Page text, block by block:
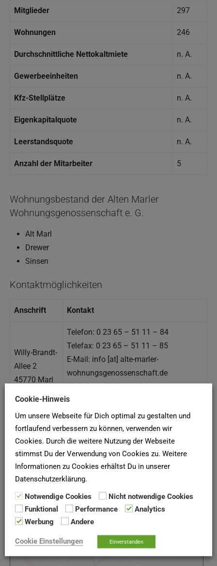
Mitglieder 297
Wohnungen 246
Durchschnittliche Nettokaltmiete n. A.
Gewerbeeinheiten n. A.
Kfz-Stellplätze n. A.
Eigenkapitalquote n. A.
Leerstandsquote n. A.
Anzahl der Mitarbeiter 5
Wohnungsbestand der Alten Marler
Wohnungsgenossenschaft e. G.
Alt Marl
Drewer
Sinsen
Kontaktmöglichkeiten
Anschrift Kontakt
Willy-Brandt-
Allee 2
45770 Marl
Telefon: 0 23 65 – 51 11 – 84
Telefax: 0 23 65 – 51 11 – 85
E-Mail: info [at] alte-marler-
wohnungsgenossenschaft.de
Web: https://alte-marler-
wohnungsgenossenschaft.de/
Karte und Anfahrt
Google Maps
Google Karte laden
Die Karte wurde von Google Maps eingebettet.
Es gelten dieDatenschutzerklärungen
Cookie-Hinweis
Um unsere Webseite für Dich optimal zu gestalten und
fortlaufend verbessern zu können, verwenden wir
Cookies. Durch die weitere Nutzung der Webseite
stimmst Du der Verwendung von Cookies zu. Weitere
Informationen zu Cookies erhältst Du in unserer
Datenschutzerklärung.
Notwendige Cookies
Nicht notwendige Cookies
Funktional
Performance
Analytics
Werbung
Andere
Cookie Einstellungen Einverstanden